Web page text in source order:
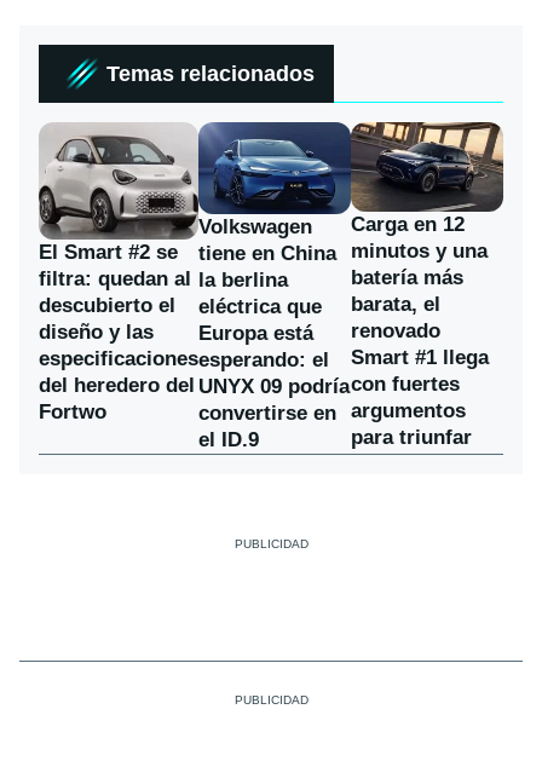
Temas relacionados
El Smart #2 se
filtra: quedan al
descubierto el
diseño y las
especificaciones
del heredero del
Fortwo
Volkswagen
tiene en China
la berlina
eléctrica que
Europa está
esperando: el
UNYX 09 podría
convertirse en
el ID.9
Carga en 12
minutos y una
batería más
barata, el
renovado
Smart #1 llega
con fuertes
argumentos
para triunfar